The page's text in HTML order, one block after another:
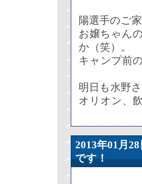
陽選手のご
お嬢ちゃん
か（笑）。
キャンプ前
明日も水野
オリオン、
2013年01
です！